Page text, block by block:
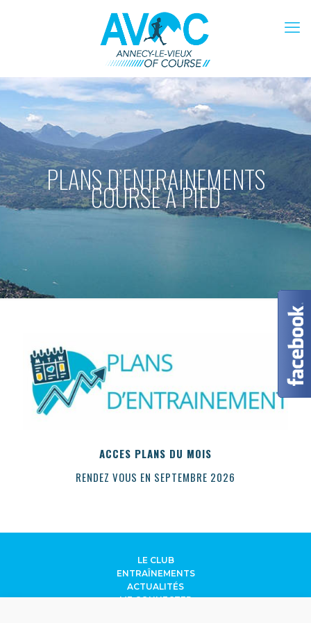
PLANS D’ENTRAINEMENTS
COURSE A PIED
ACCES PLANS DU MOIS
RENDEZ VOUS EN SEPTEMBRE 2026
LE CLUB
ENTRAÎNEMENTS
ACTUALITÉS
ME CONNECTER